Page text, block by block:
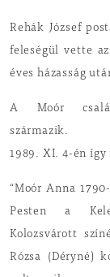
Rehák József
feleségül vette
éves házasság
A Moór család
származik.
1989. XI. 4-én így
“Moór Anna
Pesten a
Kolozsvárott
Rózsa (Déryné)